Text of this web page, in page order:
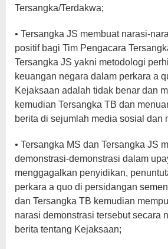
Tersangka/Terdakwa;
• Tersangka JS membuat narasi-
positif bagi Tim Pengacara
Tersangka JS yakni metodologi
keuangan negara dalam perkara a
Kejaksaan adalah tidak benar dan
kemudian Tersangka TB dan
berita di sejumlah media sosial dan
• Tersangka MS dan Tersangka JS
demonstrasi-demonstrasi dalam
menggagalkan penyidikan,
perkara a quo di persidangan
dan Tersangka TB kemudian
narasi demonstrasi tersebut secara
berita tentang Kejaksaan;